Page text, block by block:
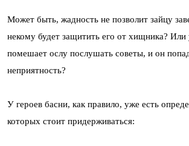
Может быть, жадность не позволит зайцу
некому будет защитить его от хищника? Или
помешает ослу послушать советы, и он
неприятность?
У героев басни, как правило, уже есть
которых стоит придерживаться: